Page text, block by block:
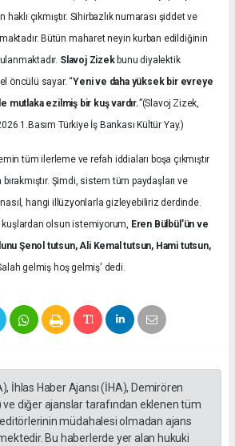
haklı çıkmıştır. Sihirbazlık numarası şiddet ve
Bütün maharet neyin kurban edildiğinin
Slavoj Zizekbunu diyalektik
öncülü sayar. “Yeni ve daha yüksek bir evreye
mutlaka ezilmiş bir kuş vardır.”(Slavoj Zizek,
1.Basım Türkiye İş Bankası Kültür Yay.)
tüm ilerleme ve refah iddiaları boşa çıkmıştır
bırakmıştır. Şimdi, sistem tüm paydaşları ve
hangi illüzyonlarla gizleyebiliriz derdinde.
kuşlardan olsun istemiyorum, Eren Bülbül’ün ve
Şenol tutsun, Ali Kemal tutsun, Hami tutsun,
gelmiş hoş gelmiş' dedi.
İhlas Haber Ajansı (İHA), Demirören
ve diğer ajanslar tarafından eklenen tüm
müdahalesi olmadan ajans
Bu haberlerde yer alan hukuki